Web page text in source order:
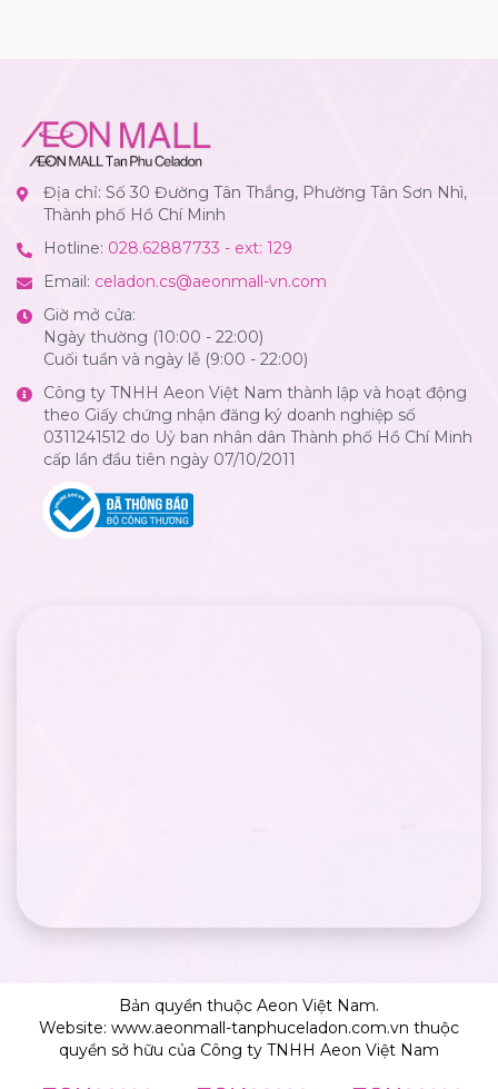
Địa chỉ: Số 30 Đường Tân Thắng, Phường Tân Sơn Nhì,
Thành phố Hồ Chí Minh
Hotline: 028.62887733 - ext: 129
Email: celadon.cs@aeonmall-vn.com
Giờ mở cửa:
Ngày thường (10:00 - 22:00)
Cuối tuần và ngày lễ (9:00 - 22:00)
Công ty TNHH Aeon Việt Nam thành lập và hoạt động
theo Giấy chứng nhận đăng ký doanh nghiệp số
0311241512 do Uỷ ban nhân dân Thành phố Hồ Chí Minh
cấp lần đầu tiên ngày 07/10/2011
Bản quyền thuộc Aeon Việt Nam.
Website: www.aeonmall-tanphuceladon.com.vn thuộc
quyền sở hữu của Công ty TNHH Aeon Việt Nam